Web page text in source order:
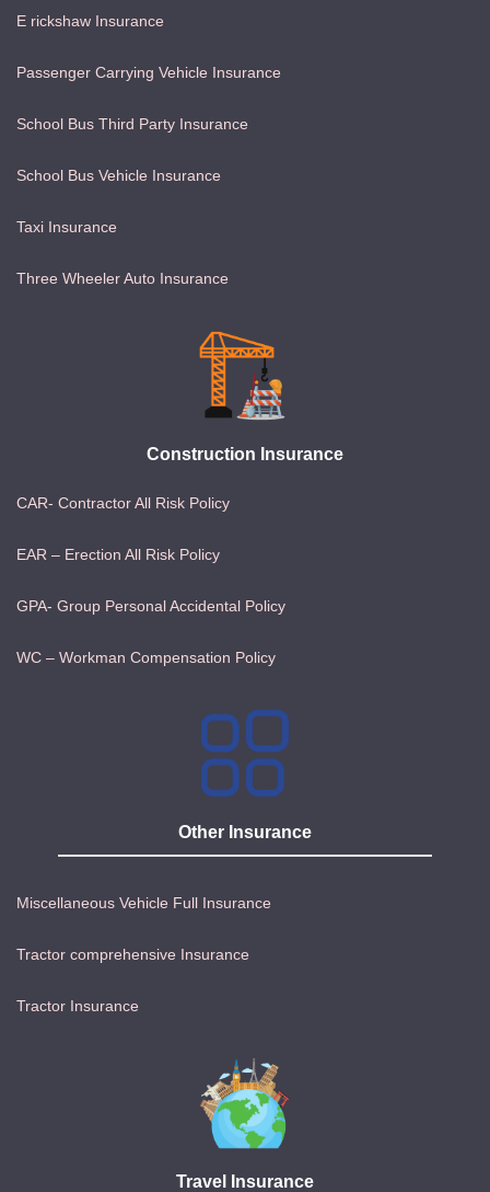
E rickshaw Insurance
Passenger Carrying Vehicle Insurance
School Bus Third Party Insurance
School Bus Vehicle Insurance
Taxi Insurance
Three Wheeler Auto Insurance
Construction Insurance
CAR- Contractor All Risk Policy
EAR – Erection All Risk Policy
GPA- Group Personal Accidental Policy
WC – Workman Compensation Policy
Other Insurance
Miscellaneous Vehicle Full Insurance
Tractor comprehensive Insurance
Tractor Insurance
Travel Insurance